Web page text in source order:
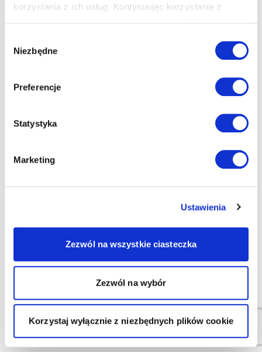
korzystania z ich usług. Kontynuując korzystanie z
zgody
Niezbędne
Preferencje
Statystyka
Marketing
Ustawienia
Zezwól na wszystkie ciasteczka
Zezwól na wybór
Korzystaj wyłącznie z niezbędnych plików cookie